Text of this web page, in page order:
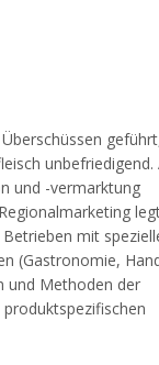
unbefriedigend.
und -vermarktung
mit
(Gastronomie,
und Methoden der